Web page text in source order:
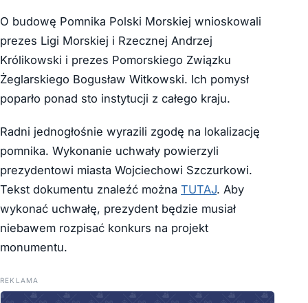
O budowę Pomnika Polski Morskiej wnioskowali
prezes Ligi Morskiej i Rzecznej Andrzej
Królikowski i prezes Pomorskiego Związku
Żeglarskiego Bogusław Witkowski. Ich pomysł
poparło ponad sto instytucji z całego kraju.
Radni jednogłośnie wyrazili zgodę na lokalizację
pomnika. Wykonanie uchwały powierzyli
prezydentowi miasta Wojciechowi Szczurkowi.
Tekst dokumentu znaleźć można TUTAJ. Aby
wykonać uchwałę, prezydent będzie musiał
niebawem rozpisać konkurs na projekt
monumentu.
REKLAMA